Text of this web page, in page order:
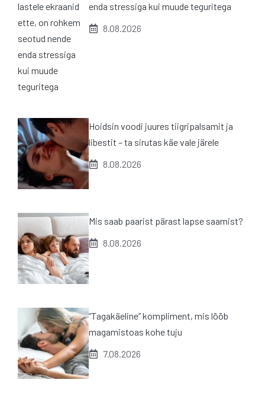
enda stressiga kui muude teguritega
8.08.2026
Hoidsin voodi juures tiigripalsamit ja
libestit – ta sirutas käe vale järele
8.08.2026
Mis saab paarist pärast lapse saamist?
8.08.2026
“Tagakäeline” kompliment, mis lööb
magamistoas kohe tuju
7.08.2026